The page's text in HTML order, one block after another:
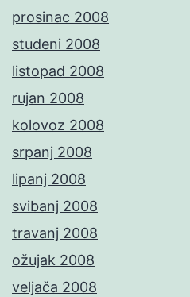
prosinac 2008
studeni 2008
listopad 2008
rujan 2008
kolovoz 2008
srpanj 2008
lipanj 2008
svibanj 2008
travanj 2008
ožujak 2008
veljača 2008